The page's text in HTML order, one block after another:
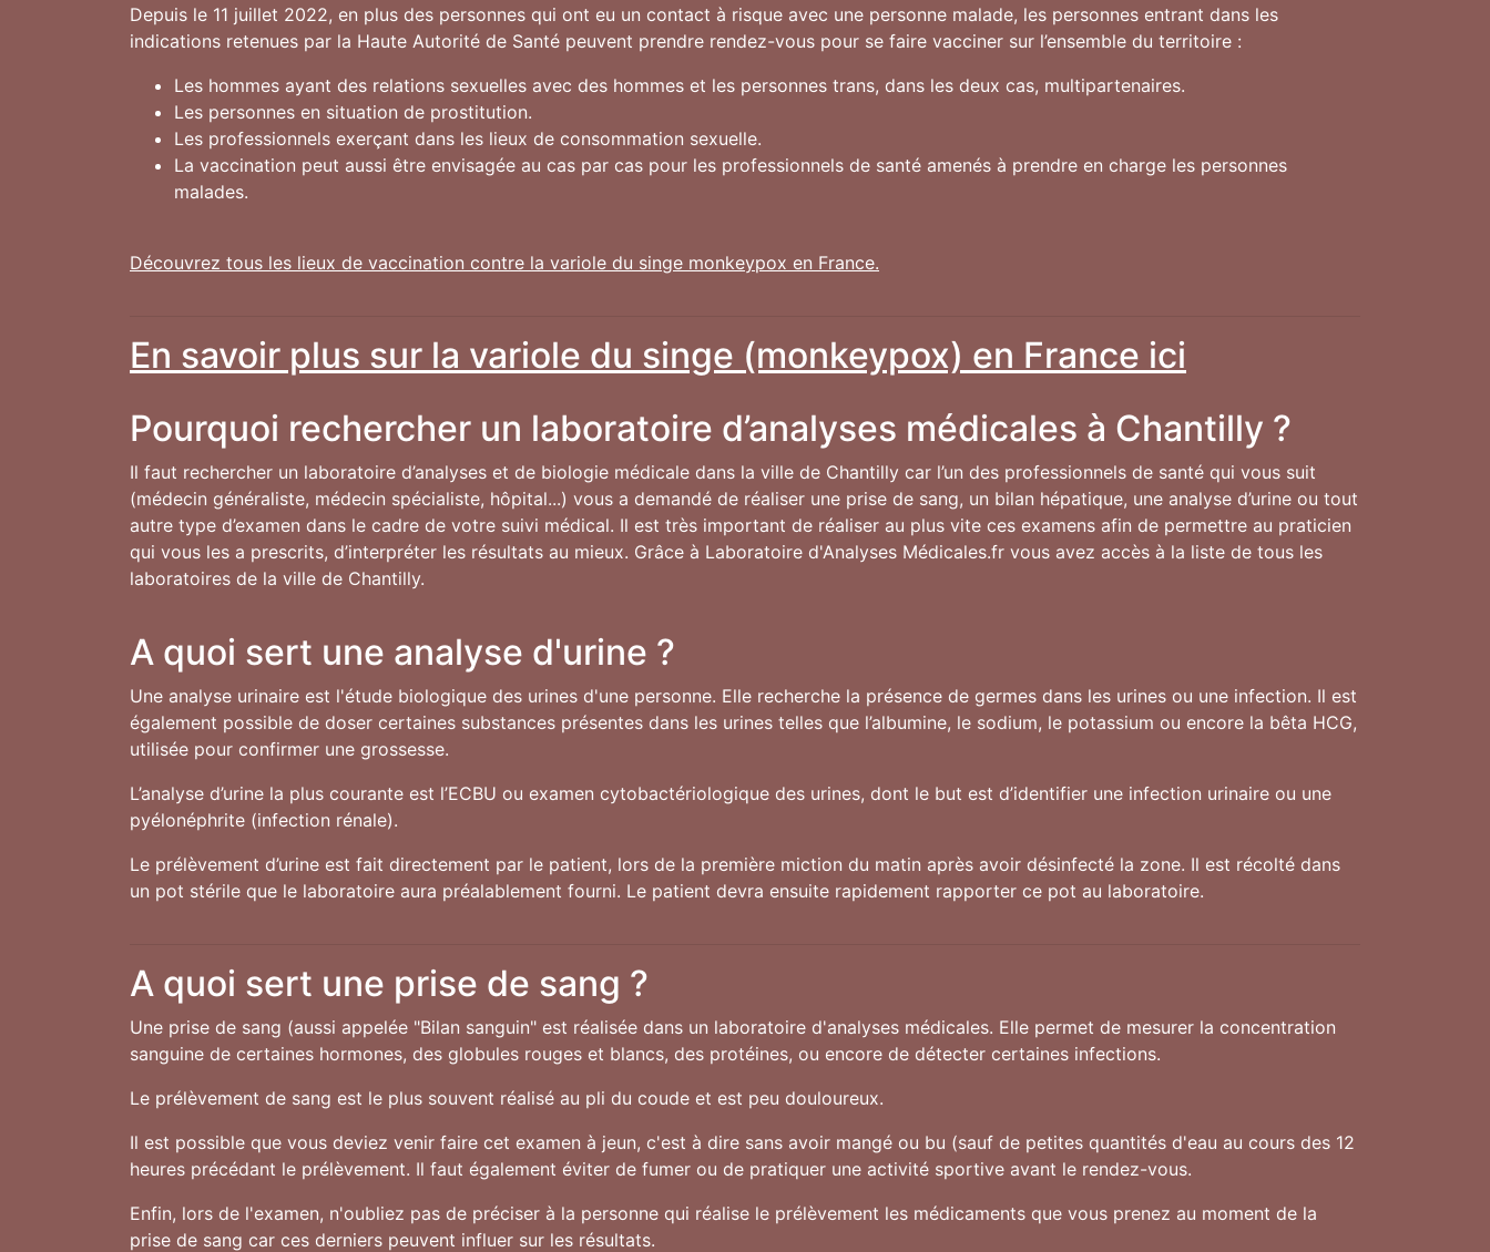
Depuis le 11 juillet 2022, en plus des personnes qui ont eu un contact à risque avec une personne malade, les personnes entrant dans les
indications retenues par la Haute Autorité de Santé peuvent prendre rendez-vous pour se faire vacciner sur l’ensemble du territoire :
Les hommes ayant des relations sexuelles avec des hommes et les personnes trans, dans les deux cas, multipartenaires.
Les personnes en situation de prostitution.
Les professionnels exerçant dans les lieux de consommation sexuelle.
La vaccination peut aussi être envisagée au cas par cas pour les professionnels de santé amenés à prendre en charge les personnes
malades.
Découvrez tous les lieux de vaccination contre la variole du singe monkeypox en France.
En savoir plus sur la variole du singe (monkeypox) en France ici
Pourquoi rechercher un laboratoire d’analyses médicales à Chantilly ?
Il faut rechercher un laboratoire d’analyses et de biologie médicale dans la ville de Chantilly car l’un des professionnels de santé qui vous suit
(médecin généraliste, médecin spécialiste, hôpital...) vous a demandé de réaliser une prise de sang, un bilan hépatique, une analyse d’urine ou tout
autre type d’examen dans le cadre de votre suivi médical. Il est très important de réaliser au plus vite ces examens afin de permettre au praticien
qui vous les a prescrits, d’interpréter les résultats au mieux. Grâce à Laboratoire d'Analyses Médicales.fr vous avez accès à la liste de tous les
laboratoires de la ville de Chantilly.
A quoi sert une analyse d'urine ?
Une analyse urinaire est l'étude biologique des urines d'une personne. Elle recherche la présence de germes dans les urines ou une infection. Il est
également possible de doser certaines substances présentes dans les urines telles que l’albumine, le sodium, le potassium ou encore la bêta HCG,
utilisée pour confirmer une grossesse.
L’analyse d’urine la plus courante est l’ECBU ou examen cytobactériologique des urines, dont le but est d’identifier une infection urinaire ou une
pyélonéphrite (infection rénale).
Le prélèvement d’urine est fait directement par le patient, lors de la première miction du matin après avoir désinfecté la zone. Il est récolté dans
un pot stérile que le laboratoire aura préalablement fourni. Le patient devra ensuite rapidement rapporter ce pot au laboratoire.
A quoi sert une prise de sang ?
Une prise de sang (aussi appelée "Bilan sanguin" est réalisée dans un laboratoire d'analyses médicales. Elle permet de mesurer la concentration
sanguine de certaines hormones, des globules rouges et blancs, des protéines, ou encore de détecter certaines infections.
Le prélèvement de sang est le plus souvent réalisé au pli du coude et est peu douloureux.
Il est possible que vous deviez venir faire cet examen à jeun, c'est à dire sans avoir mangé ou bu (sauf de petites quantités d'eau au cours des 12
heures précédant le prélèvement. Il faut également éviter de fumer ou de pratiquer une activité sportive avant le rendez-vous.
Enfin, lors de l'examen, n'oubliez pas de préciser à la personne qui réalise le prélèvement les médicaments que vous prenez au moment de la
prise de sang car ces derniers peuvent influer sur les résultats.